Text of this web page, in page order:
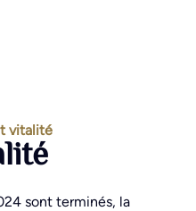
vitalité
sont terminés, la